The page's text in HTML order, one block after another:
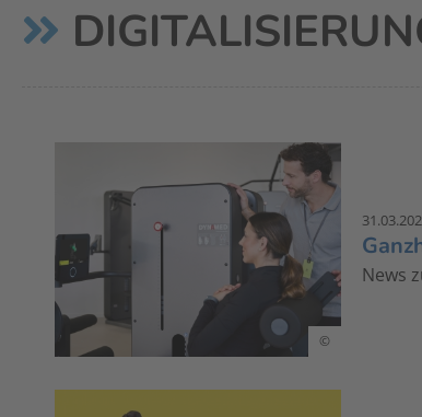
©
News